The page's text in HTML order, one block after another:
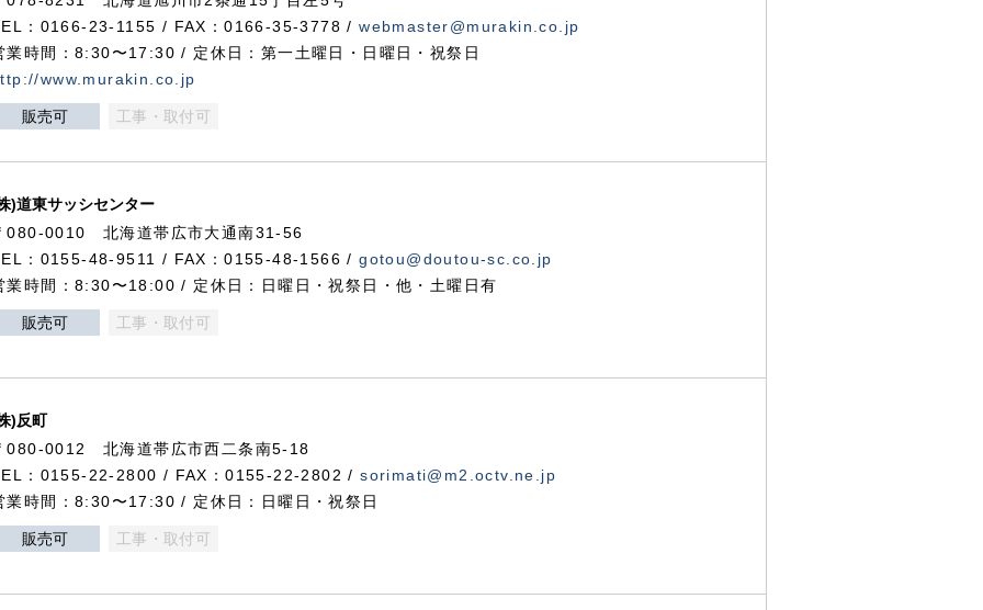
：0166-23-1155 / FAX：0166-35-3778 /webmaster@murakin.co.jp
業時間：8:30〜17:30 / 定休日：第一土曜日・日曜日・祝祭日
www.murakin.co.jp
販売可 工事・取付可
)道東サッシセンター
080-0010 北海道帯広市大通南31-56
：0155-48-9511 / FAX：0155-48-1566 /gotou@doutou-sc.co.jp
業時間：8:30〜18:00 / 定休日：日曜日・祝祭日・他・土曜日有
販売可 工事・取付可
)反町
080-0012 北海道帯広市西二条南5-18
：0155-22-2800 / FAX：0155-22-2802 /sorimati@m2.octv.ne.jp
業時間：8:30〜17:30 / 定休日：日曜日・祝祭日
販売可 工事・取付可